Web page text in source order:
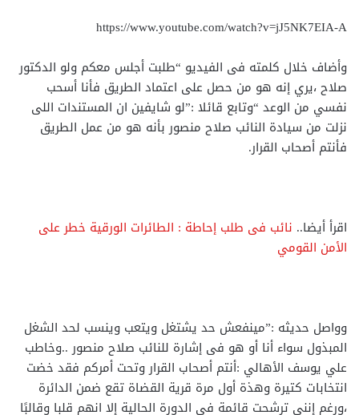
https://www.youtube.com/watch?v=jJ5NK7EIA-A
وأضاف خلال كلمته فى الفيديو “طلبت أجلس معكم ولو الدكتور
صلاح ،يري إنه هو من حصل على اعتماد الطريق فأنا أسحب
نفسي من الوعد “وتابع قائلا :”لو شايفين ان المستندات اللى
نزلت من سيادة النائب صلاح منصور بأنه هو من عمل الطريق
فأنتم أصحاب القرار.
اقرأ أيضا.. نائب فى طلب إحاطة : الطائرات الورقية خطر على
الأمن القومي
وواصل حديثه :”مينفعش حد يشتغل ويتعب وينسب لحد الشغل
المبذول سواء أنا أو هو فى إشارة للنائب صلاح منصور ..وخاطب
علي يوسف الأهالي :أنتم أصحاب القرار وتحت أمركم فقد خضت
انتخابات كتيرة وهذة أول مرة قرية القضاة تقع ضمن الدائرة
،ورغم إنني ترشحت قائمة في الدورة الحالية إلا انهم قلبا وقالبًا